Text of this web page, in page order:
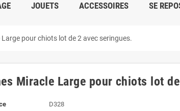
JOUETS ACCESSOIRES SE
pour chiots lot de 2 avec seringues.
Miracle Large pour chiots lot
D328